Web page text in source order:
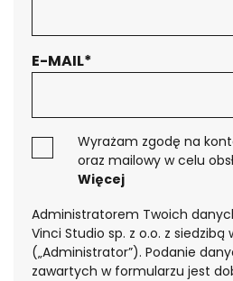
E-MAIL*
Wyrażam zgodę na
oraz mailowy w celu
Więcej
Administratorem Twoich
Vinci Studio sp. z o.o. z siedzibą
(„Administrator”). Podanie
zawartych w formularzu jest
Jesteś
ofertą?
Pobierz przewodnik
po automatyzacji